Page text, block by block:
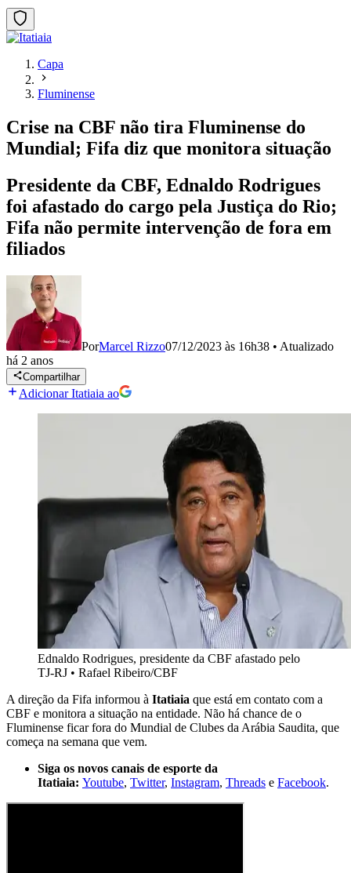
Capa
Fluminense
Crise na CBF não tira Fluminense do
Mundial; Fifa diz que monitora situação
Presidente da CBF, Ednaldo Rodrigues
foi afastado do cargo pela Justiça do Rio;
Fifa não permite intervenção de fora em
filiados
PorMarcel Rizzo07/12/2023 às 16h38 • Atualizado
há 2 anos
Compartilhar
Adicionar Itatiaia ao
Ednaldo Rodrigues, presidente da CBF afastado pelo
TJ-RJ • Rafael Ribeiro/CBF
A direção da Fifa informou à Itatiaia que está em contato com a
CBF e monitora a situação na entidade. Não há chance de o
Fluminense ficar fora do Mundial de Clubes da Arábia Saudita, que
começa na semana que vem.
Siga os novos canais de esporte da
Itatiaia: Youtube, Twitter, Instagram, Threads e Facebook.